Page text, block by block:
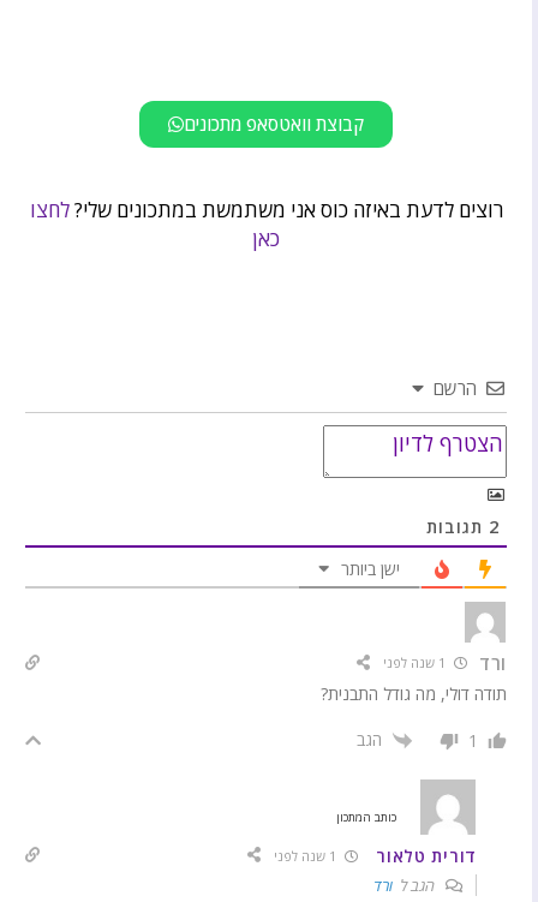
קבוצת וואטסאפ מתכונים
רוצים לדעת באיזה כוס אני משתמשת במתכונים שלי?לחצו
כאן
הרשם
2 תגובות
ישן ביותר
ורד
תודה דולי, מה גודל התבנית?
1 הגב
כותב המתכון
דורית טלאור
הגב ל ורד